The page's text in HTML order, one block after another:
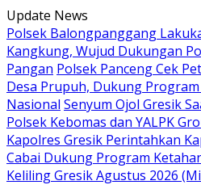
Langsung
ke
konten
Update News
Polsek Balongpanggang
Kangkung, Wujud Dukungan
Pangan Polsek Panceng Cek
Desa Prupuh, Dukung
Nasional Senyum Ojol Gresik
Polsek Kebomas dan YALPK
Kapolres Gresik Perintahkan
Cabai Dukung Program
Keliling Gresik Agustus 2026